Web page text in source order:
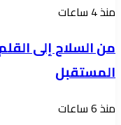
من
إلى
القلم..
يصبح
منذ 4 ساعات
من السلاح إلى
المستقبل
البرهان
منذ 6 ساعات